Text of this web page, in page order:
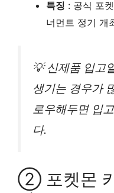
특징 : 공식 포
너먼트 정기 개
💡 신제품 입고
생기는 경우가
로우해두면 입
다.
② 포켓몬